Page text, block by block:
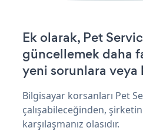
Ek olarak, Pet
güncellemek daha
yeni sorunlara
Bilgisayar korsanları Pet
çalışabileceğinden,
karşılaşmanız olasıdır.